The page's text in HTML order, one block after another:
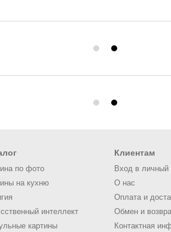
по фото
на кухню
интеллект
картины
Клиентам
Вход в личный
О нас
Оплата и
Обмен и
Контактная